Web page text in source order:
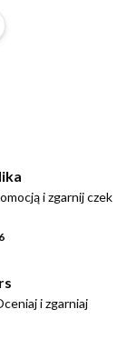
i zgarnij czek
i zgarniaj